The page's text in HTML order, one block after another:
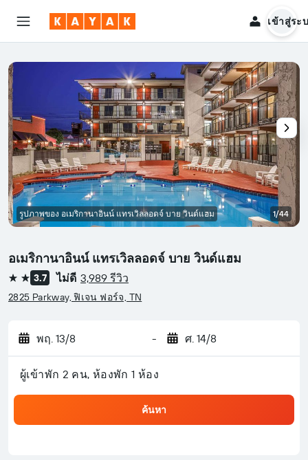
เข้าสู่ระ
อเมริกานาอินน์ แทรเวิลลอดจ์ บาย วินด์แฮม
2 ดาว3.7 ไม่ดี 3,989 รีวิว
2825 Parkway, ฟิเจน ฟอร์จ, TN
พฤ. 13/8 - ศ. 14/8
ผู้เข้าพัก 2 คน, ห้องพัก 1 ห้อง
ค้นหา
รูปภาพของ อเมริกานาอินน์ แทรเวิลลอดจ์ บาย วินด์แฮม 1/44